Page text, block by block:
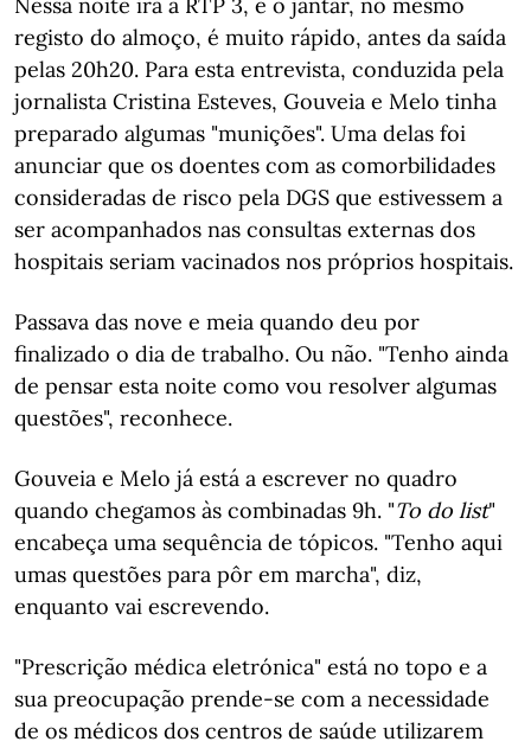
registo do almoço, é muito rápido, antes da saída
pelas 20h20. Para esta entrevista, conduzida pela
jornalista Cristina Esteves, Gouveia e Melo tinha
preparado algumas "munições". Uma delas foi
anunciar que os doentes com as comorbilidades
consideradas de risco pela DGS que estivessem a
ser acompanhados nas consultas externas dos
hospitais seriam vacinados nos próprios hospitais.
Passava das nove e meia quando deu por
finalizado o dia de trabalho. Ou não. "Tenho ainda
de pensar esta noite como vou resolver algumas
questões", reconhece.
Gouveia e Melo já está a escrever no quadro
quando chegamos às combinadas 9h. "To do list"
encabeça uma sequência de tópicos. "Tenho aqui
umas questões para pôr em marcha", diz,
enquanto vai escrevendo.
"Prescrição médica eletrónica" está no topo e a
sua preocupação prende-se com a necessidade
de os médicos dos centros de saúde utilizarem